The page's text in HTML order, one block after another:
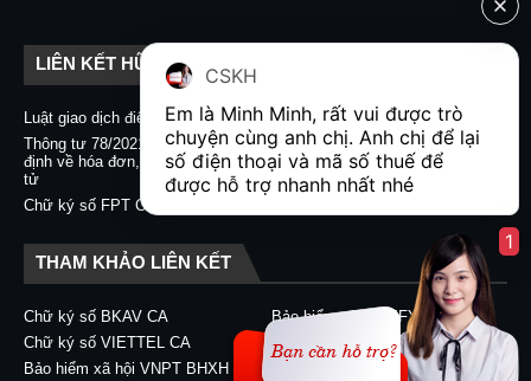
LIÊN KẾT HỮU ÍCH
Luật giao dịch điện tử
Nghị định 130/2018/NĐ-CP
Thông tư 78/2021/TT-BTC quy
định về hóa đơn, chứng từ điện
tử
Chữ ký số CA2 - Nacencomm
Chữ ký số VNPT CA
Chữ ký số BKAV CA
Chữ ký số FPT CA
THAM KHẢO LIÊN KẾT
Chữ ký số BKAV CA
Bảo hiểm xã hội EFY-eBHXH
Chữ ký số VIETTEL CA
Chữ ký số CA2 - Nacencomm
Bảo hiểm xã hội VNPT BHXH
Chữ ký số VNPT CA
CSKH
Em là Minh Minh, rất vui được trò
chuyện cùng anh chị. Anh chị để lại
số điện thoại và mã số thuế để
được hỗ trợ nhanh nhất nhé
1